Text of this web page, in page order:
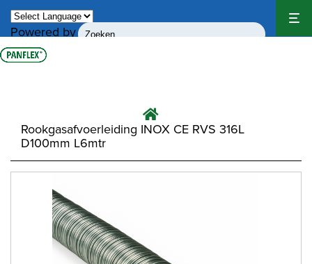
Powered by
Translate
Rookgasafvoerleiding INOX CE RVS 316L
D100mm L6mtr